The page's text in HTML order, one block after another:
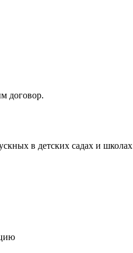
договор.
в детских садах и школах